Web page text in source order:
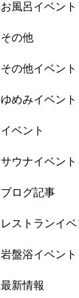
お風呂イベント
その他
その他イベント
ゆめみイベント
イベント
サウナイベント
ブログ記事
レストランイベ
岩盤浴イベント
最新情報